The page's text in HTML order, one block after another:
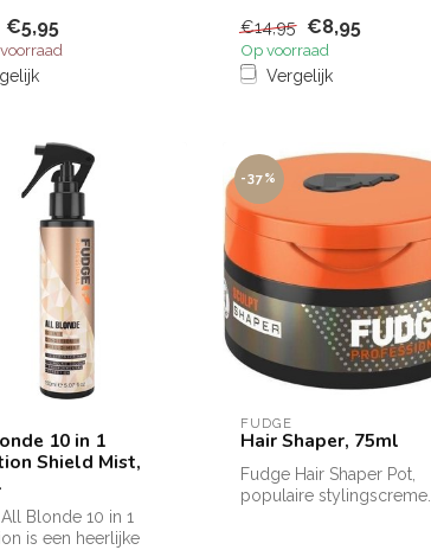
€5,95 €14,95 €8,95
Op voorraad
Vergelijk
10 in 1
Shield Mist,
Blonde 10 in 1
is een heerlijke
-37%
FUDGE
Hair Shaper, 75ml
Fudge Hair Shaper Pot,
populaire stylingscreme.